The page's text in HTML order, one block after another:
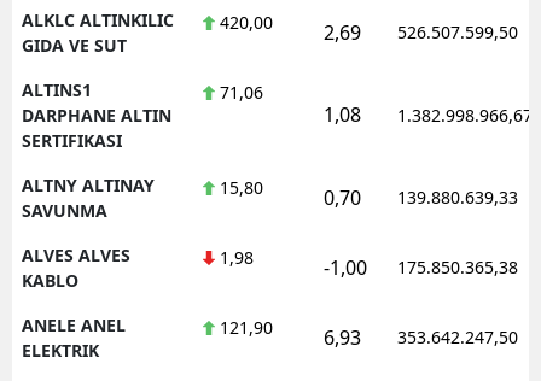
ALKLC ALTINKILIC
GIDA VE SUT
420,00 2,69 526.507.599,50
ALTINS1
DARPHANE ALTIN
SERTIFIKASI
71,06
1,08 1.382.998.966,67
ALTNY ALTINAY
SAVUNMA
15,80 0,70 139.880.639,33
ALVES ALVES
KABLO
1,98 -1,00 175.850.365,38
ANELE ANEL
ELEKTRIK
121,90 6,93 353.642.247,50